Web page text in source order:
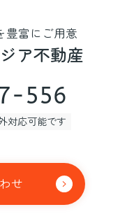
豊富にご用意
ア不動産
556
対応可能です
せ